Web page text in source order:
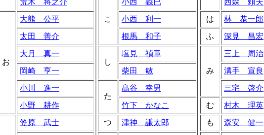
荒木 将之介
お
大熊 公平
太田 善介
大月 真一
岡崎 亨一
小川 進一
小野 耕作
笠原 武士
こ
小西 義已
小西 利一
根馬 和子
し
塩見 禎章
柴田 敏
た
髙谷 幸男
竹下 かなこ
つ 津神 謙太郎
西森 頼夫
は 林 恭一郎
ふ 深見 昌宏
み
三上 周治
溝手 宣良
三宅 啓介
む 村木 理英
も 森安 健一